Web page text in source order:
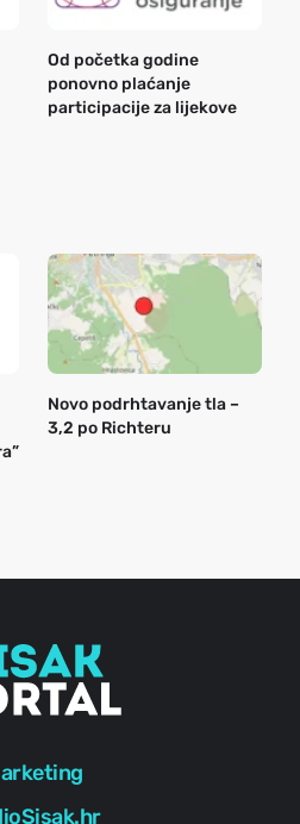
Od početka godine
ponovno plaćanje
participacije za lijekove
Novo podrhtavanje tla –
3,2 po Richteru